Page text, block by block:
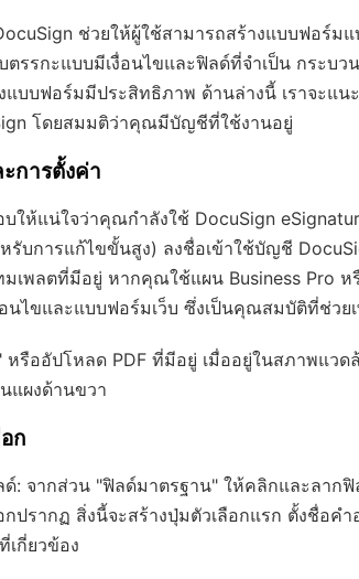
ช่วยให้ผู้ใช้สามารถสร้างแบบฟอร์ม
ตรรกะแบบมีเงื่อนไขและฟิลด์ที่จำเป็น กระบ
แบบฟอร์มมีประสิทธิภาพ ด้านล่างนี้ เราจะ
โดยสมมติว่าคุณมีบัญชีที่ใช้งานอยู่
การตั้งค่า
บให้แน่ใจว่าคุณกำลังใช้ DocuSign
รับการแก้ไขขั้นสูง) ลงชื่อเข้าใช้บัญชี
เพลตที่มีอยู่ หากคุณใช้แผน Business Pro
นไขและแบบฟอร์มเว็บ ซึ่งเป็นคุณสมบัติที่ช่ว
หรืออัปโหลด PDF ที่มีอยู่ เมื่ออยู่ในสภาพแว
แผงด้านขวา
ก
ด์: จากส่วน "ฟิลด์มาตรฐาน" ให้คลิกและลาก
ปรากฏ สิ่งนี้จะสร้างปุ่มตัวเลือกแรก ตั้งชื่อค
เกี่ยวข้อง